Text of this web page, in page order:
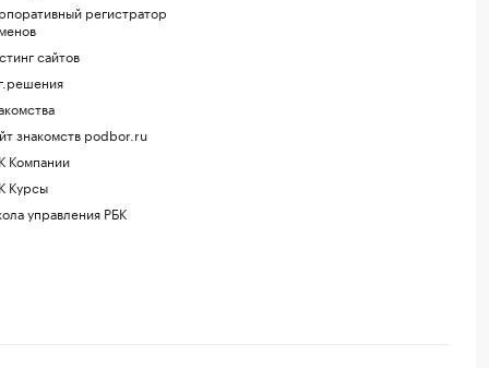
регистратор
сайтов
знакомств podbor.ru
Компании
Курсы
управления РБК